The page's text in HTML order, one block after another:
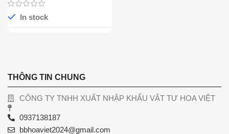
In stock
THÔNG TIN CHUNG
CÔNG TY TNHH XUẤT NHẬP KHẨU VẬT TƯ HOA VIỆT
0937138187
bbhoaviet2024@gmail.com